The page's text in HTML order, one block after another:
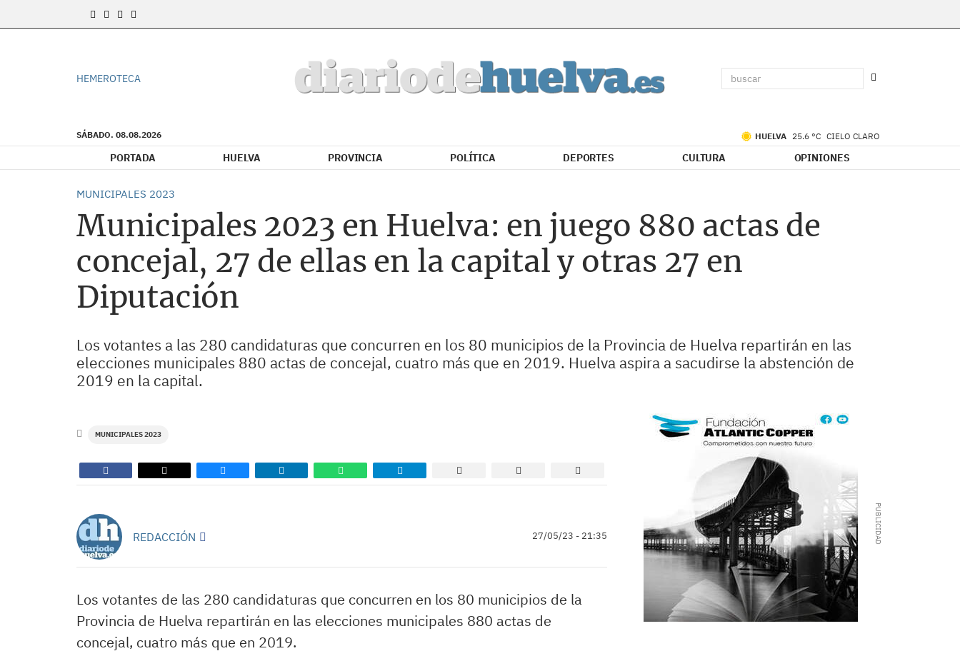
HEMEROTECA
SÁBADO. 08.08.2026 HUELVA 25.6 °C CIELO CLARO
PORTADA HUELVA PROVINCIA POLÍTICA DEPORTES CULTURA OPINIONES
MUNICIPALES 2023
Municipales 2023 en Huelva: en juego 880 actas de
concejal, 27 de ellas en la capital y otras 27 en
Diputación
Los votantes a las 280 candidaturas que concurren en los 80 municipios de la Provincia de Huelva repartirán en las
elecciones municipales 880 actas de concejal, cuatro más que en 2019. Huelva aspira a sacudirse la abstención de
2019 en la capital.
MUNICIPALES 2023
REDACCIÓN 27/05/23 - 21:35
Los votantes de las 280 candidaturas que concurren en los 80 municipios de la
Provincia de Huelva repartirán en las elecciones municipales 880 actas de
concejal, cuatro más que en 2019.